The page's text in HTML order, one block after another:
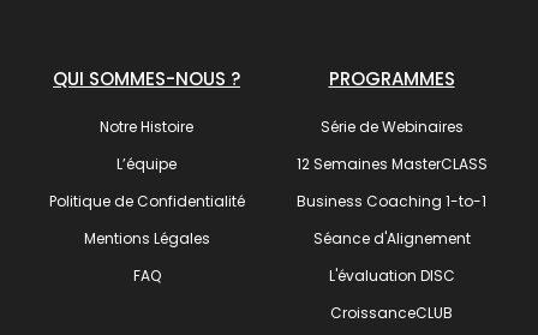
QUI SOMMES-NOUS ?
Notre Histoire
L’équipe
Politique de Confidentialité
Mentions Légales
FAQ
PROGRAMMES
Série de Webinaires
12 Semaines MasterCLASS
Business Coaching 1-to-1
Séance d'Alignement
L'évaluation DISC
CroissanceCLUB